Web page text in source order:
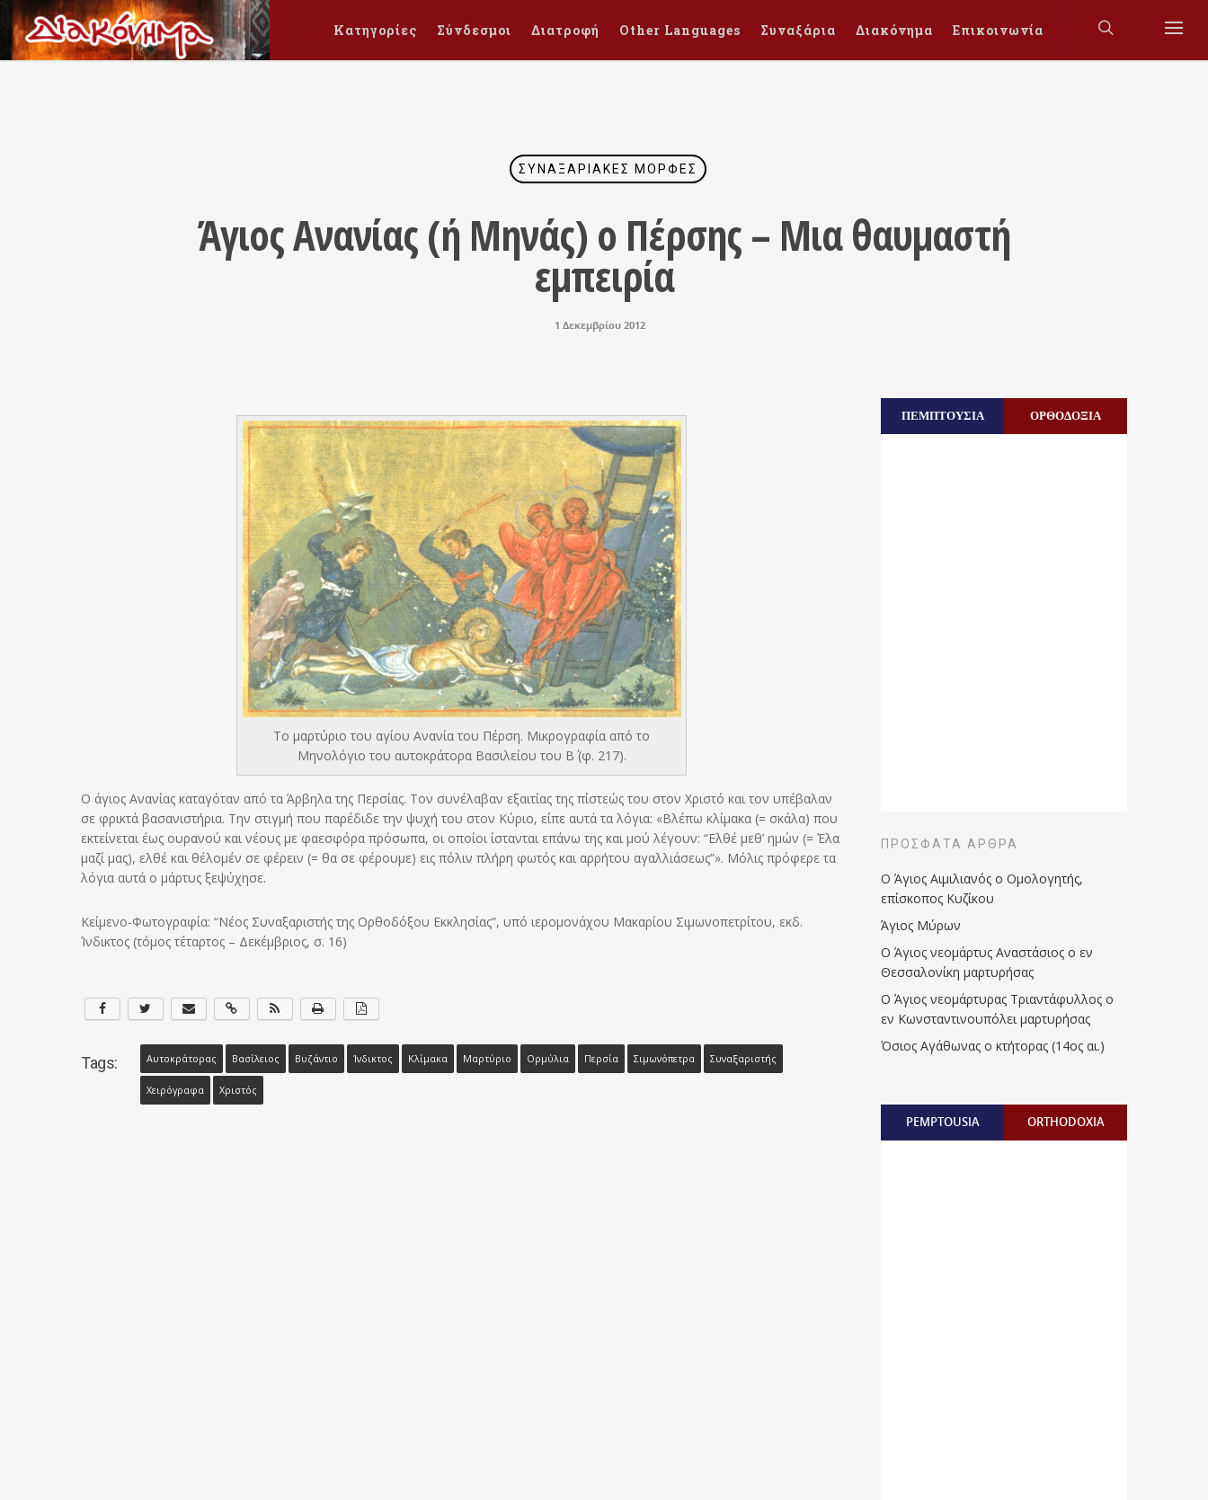
Κατηγορίες Σύνδεσμοι Διατροφή Other Languages Συναξάρια Διακόνημα Επικοινωνία
ΣΥΝΑΞΑΡΙΑΚΈΣ ΜΟΡΦΈΣ
Άγιος Ανανίας (ή Μηνάς) ο Πέρσης – Μια θαυμαστή
εμπειρία
1 Δεκεμβρίου 2012
Το μαρτύριο του αγίου Ανανία του Πέρση. Μικρογραφία από το
Μηνολόγιο του αυτοκράτορα Βασιλείου του Β΄ (φ. 217).
Ο άγιος Ανανίας καταγόταν από τα Άρβηλα της Περσίας. Τον συνέλαβαν εξαιτίας της πίστεώς του στον Χριστό και τον υπέβαλαν
σε φρικτά βασανιστήρια. Την στιγμή που παρέδιδε την ψυχή του στον Κύριο, είπε αυτά τα λόγια: «Βλέπω κλίμακα (= σκάλα) που
εκτείνεται έως ουρανού και νέους με φαεσφόρα πρόσωπα, οι οποίοι ίστανται επάνω της και μού λέγουν: “Ελθέ μεθ’ ημών (= Έλα
μαζί μας), ελθέ και θέλομέν σε φέρειν (= θα σε φέρουμε) εις πόλιν πλήρη φωτός και αρρήτου αγαλλιάσεως”». Μόλις πρόφερε τα
λόγια αυτά ο μάρτυς ξεψύχησε.
Κείμενο-Φωτογραφία: “Νέος Συναξαριστής της Ορθοδόξου Εκκλησίας”, υπό ιερομονάχου Μακαρίου Σιμωνοπετρίτου, εκδ.
Ίνδικτος (τόμος τέταρτος – Δεκέμβριος, σ. 16)
Tags: Αυτοκράτορας Βασίλειος Βυζάντιο Ίνδικτος Κλίμακα Μαρτύριο Ορμύλια Περσία Σιμωνόπετρα Συναξαριστής
Χειρόγραφα Χριστός
ΠΕΜΠΤΟΥΣΙΑ ΟΡΘΟΔΟΞΙΑ
ΠΡΌΣΦΑΤΑ ΆΡΘΡΑ
Ο Άγιος Αιμιλιανός ο Ομολογητής,
επίσκοπος Κυζίκου
Άγιος Μύρων
Ο Άγιος νεομάρτυς Αναστάσιος ο εν
Θεσσαλονίκη μαρτυρήσας
Ο Άγιος νεομάρτυρας Τριαντάφυλλος ο
εν Κωνσταντινουπόλει μαρτυρήσας
Όσιος Αγάθωνας ο κτήτορας (14ος αι.)
PEMPTOUSIA ORTHODOXIA